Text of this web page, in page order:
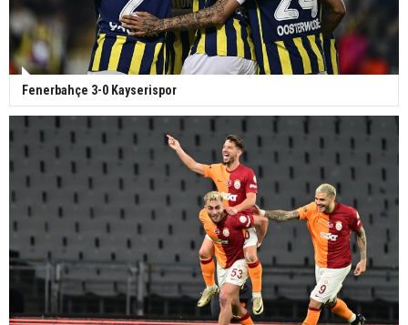
Fenerbahçe 3-0 Kayserispor